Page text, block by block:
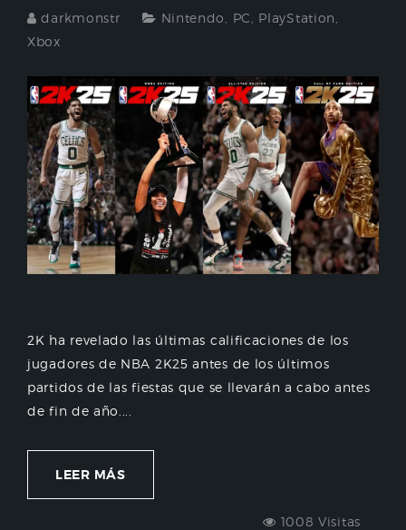
darkmonstr Nintendo PC PlayStation
Xbox
2K ha revelado las últimas calificaciones de los
jugadores de NBA 2K25 antes de los últimos
partidos de las fiestas que se llevarán a cabo antes
de fin de año....
LEER MÁS
1008 Visitas